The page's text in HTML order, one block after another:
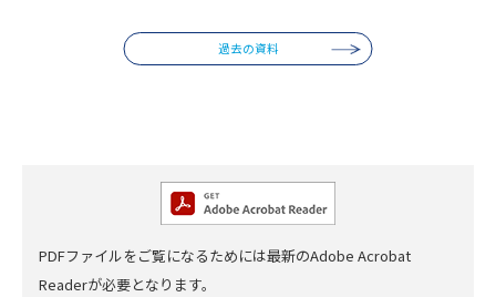
過去の資料
PDFファイルをご覧になるためには最新のAdobe Acrobat
Readerが必要となります。